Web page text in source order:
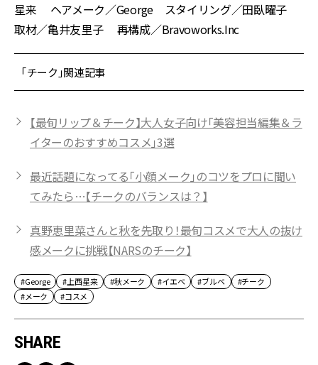
星来 ヘアメーク／George スタイリング／田臥曜子
取材／亀井友里子 再構成／Bravoworks.Inc
「チーク」関連記事
【最旬リップ＆チーク】大人女子向け「美容担当編集＆ラ
イターのおすすめコスメ」3選
最近話題になってる「小顔メーク」のコツをプロに聞い
てみたら…【チークのバランスは？】
真野恵里菜さんと秋を先取り！最旬コスメで大人の抜け
感メークに挑戦【NARSのチーク】
#George #上西星来 #秋メーク #イエベ #ブルベ
#チーク
#メーク
#コスメ
SHARE